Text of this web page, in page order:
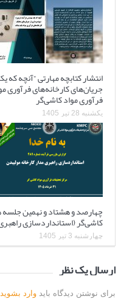
انتشار کتابچه مهارتی “آنچه
جریان‌های کارخانه‌های فرآوری
فرآوری مواد کاشی‌گر
یکشنبه 28 تیر 1405
چهارصد و هشتاد و نهمین جلسه
کاشی‌گر (استانداردسازی
چهارشنبه 3 تیر 1405
ارسال یک نظر
برای نوشتن دیدگاه باید وارد بشوید